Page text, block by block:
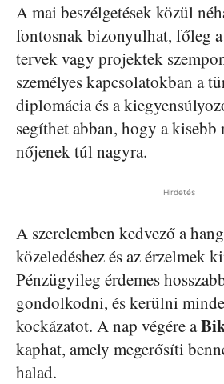
A mai beszélgetések közül
fontosnak bizonyulhat, főleg
tervek vagy projektek
személyes kapcsolatokban a
diplomácia és a
segíthet abban, hogy a kisebb
nőjenek túl nagyra.
Hirdetés
A szerelemben kedvező a
közeledéshez és az érzelmek
Pénzügyileg érdemes
gondolkodni, és kerülni
kockázatot. A nap végére a
kaphat, amely megerősíti
halad.